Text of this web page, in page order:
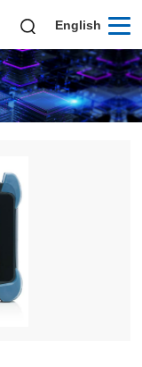
English